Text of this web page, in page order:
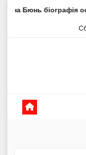
особисте